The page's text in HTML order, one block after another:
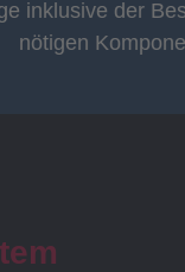
inklusive der
nötigen